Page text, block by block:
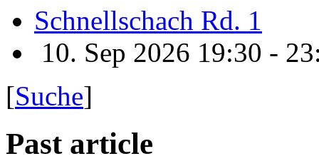
Schnellschach Rd. 1
10. Sep 2026 19:30 -
[Suche]
Past article